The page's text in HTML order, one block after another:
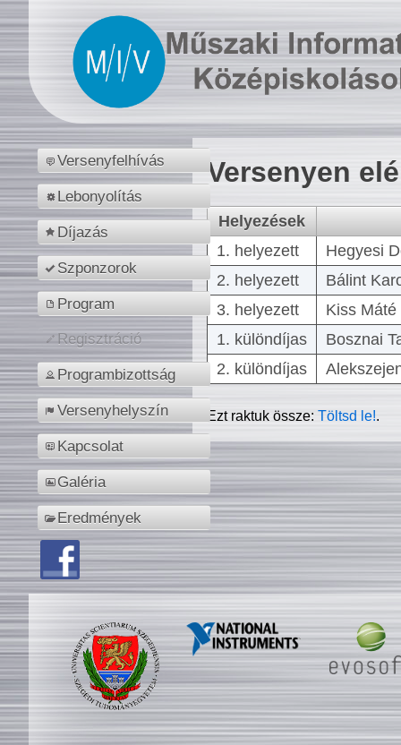
Versenyfelhívás
Lebonyolítás
Díjazás
Szponzorok
Program
Regisztráció
Programbizottság
Versenyhelyszín
Kapcsolat
Galéria
Eredmények
Versenyen
Helyezések
1. helyezett
Hegyesi
2. helyezett
Bálint
3. helyezett
Kiss
1. különdíjas
Bosznai
2. különdíjas
Ezt raktuk össze:Töltsd le!.